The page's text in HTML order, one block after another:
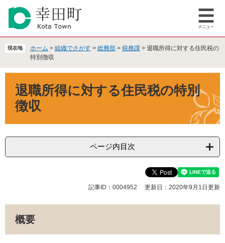
の
で
ー
ば
メ
ー
現在地 ホーム > 組織でさがす > 総務部 > 税務課 > 退職所得に対する住民税の
特別徴収
退職所得に対する住民税の特別
徴収
ページ内目次
記事ID：0004952 更新日：2020年9月1日更新
概要